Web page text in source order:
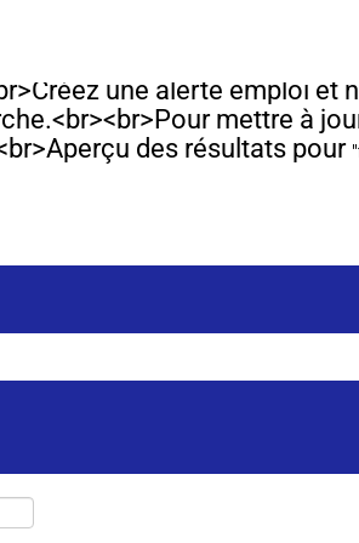
une alerte emploi
mettre à
des résultats pour